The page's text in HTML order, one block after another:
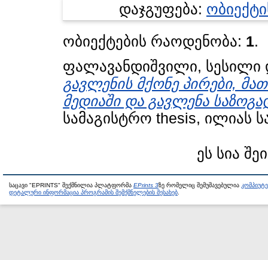
დაჯგუფება:
ობიექტების რაოდენობა: 1.
ფალავანდიშვილი, სესილი
გავლენის მქონე პირები,
მედიაში და გავლენა
სამაგისტრო thesis, ილიას
ეს სია
საცავი "EPRINTS" შექმნილია პლატფორმა EPrints 3ზე რომელიც შემუშავებულია
დეტალური ინფორმაცია პროგრამის შემქმნელების შესახებ